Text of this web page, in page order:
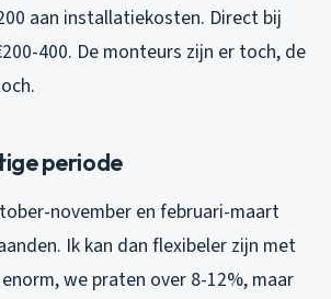
aan installatiekosten. Direct bij
400. De monteurs zijn er toch, de
periode
november en februari-maart
Ik kan dan flexibeler zijn met
we praten over 8-12%, maar